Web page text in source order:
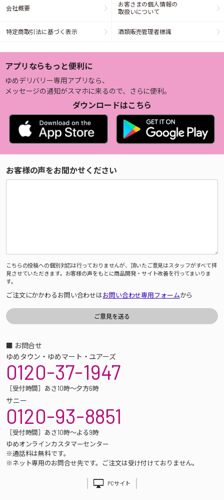
会社概要
お客さまの個人情報の
取扱いについて
特定商取引法に基づく表示 酒類販売管理者標識
アプリならもっと便利に
ゆめデリバリー専用アプリなら、
メッセージの通知がスマホに来るので、さらに便利。
ダウンロードはこちら
お客様の声をお聞かせください
こちらの投稿への個別対応は行っておりませんが、頂いたご意見はスタッフがすべて拝
見させていただきます。お客様の声をもとに商品開発・サイト改善を行ってまいりま
す。
ご注文にかかわるお問い合わせはお問い合わせ専用フォームから
■ お問合せ
ゆめタウン・ゆめマート・ユアーズ
0120-37-1947
［受付時間］あさ10時～夕方6時
サニー
0120-93-8851
［受付時間］あさ10時～よる9時
ゆめオンラインカスタマーセンター
※通話料は無料です。
※ネット専用のお問合せ先です。ご注文は受け付けておりません。
PCサイト